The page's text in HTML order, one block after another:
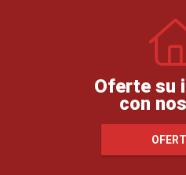
Oferte su
con